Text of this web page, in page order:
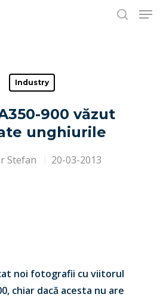
or ESC to close
Industry
900 văzut
unghiurile
Stefan 20-03-2013
noi fotografii cu viitorul
chiar dacă acesta nu are